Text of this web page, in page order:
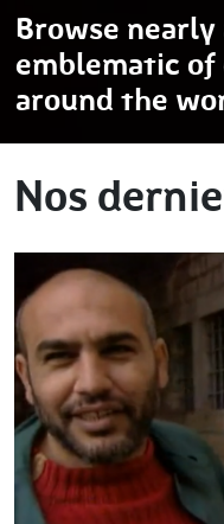
Browse nearly
emblematic
around the
Nos